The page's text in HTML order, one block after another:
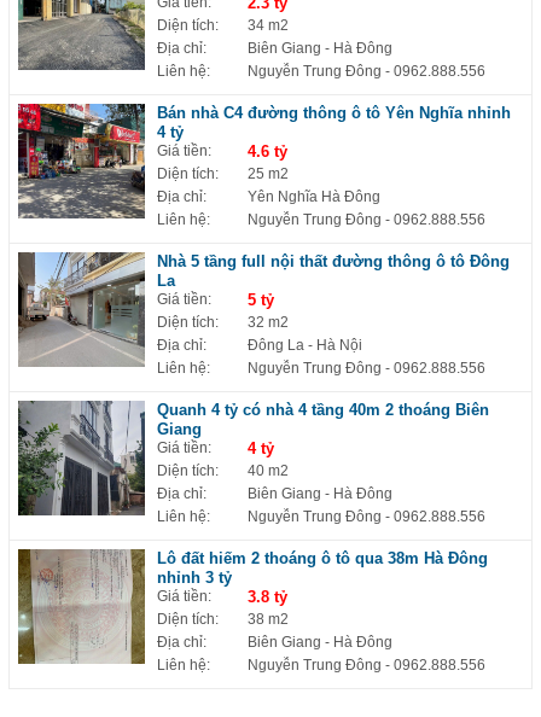
Diện tích:
34 m2
Địa chỉ:
Biên Giang - Hà Đông
Liên hệ:
Nguyễn Trung Đông - 0962.888.556
Bán nhà C4 đường thông ô tô Yên Nghĩa nhỉnh
4 tỷ
Giá tiền: 4.6 tỷ
Diện tích:
25 m2
Địa chỉ:
Yên Nghĩa Hà Đông
Liên hệ:
Nguyễn Trung Đông - 0962.888.556
Nhà 5 tầng full nội thất đường thông ô tô Đông
La
Giá tiền: 5 tỷ
Diện tích:
32 m2
Địa chỉ:
Đông La - Hà Nội
Liên hệ:
Nguyễn Trung Đông - 0962.888.556
Quanh 4 tỷ có nhà 4 tầng 40m 2 thoáng Biên
Giang
Giá tiền: 4 tỷ
Diện tích:
40 m2
Địa chỉ:
Biên Giang - Hà Đông
Liên hệ:
Nguyễn Trung Đông - 0962.888.556
Lô đất hiếm 2 thoáng ô tô qua 38m Hà Đông
nhỉnh 3 tỷ
Giá tiền: 3.8 tỷ
Diện tích:
38 m2
Địa chỉ:
Biên Giang - Hà Đông
Liên hệ:
Nguyễn Trung Đông - 0962.888.556